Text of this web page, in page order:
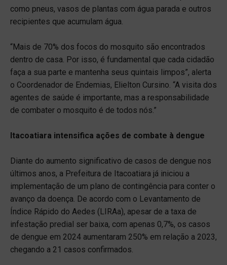
como pneus, vasos de plantas com água parada e outros
recipientes que acumulam água.
“Mais de 70% dos focos do mosquito são encontrados
dentro de casa. Por isso, é fundamental que cada cidadão
faça a sua parte e mantenha seus quintais limpos”, alerta
o Coordenador de Endemias, Elielton Cursino. “A visita dos
agentes de saúde é importante, mas a responsabilidade
de combater o mosquito é de todos nós.”
Itacoatiara intensifica ações de combate à dengue
Diante do aumento significativo de casos de dengue nos
últimos anos, a Prefeitura de Itacoatiara já iniciou a
implementação de um plano de contingência para conter o
avanço da doença. De acordo com o Levantamento de
Índice Rápido do Aedes (LIRAa), apesar de a taxa de
infestação predial ser baixa, com apenas 0,7%, os casos
de dengue em 2024 aumentaram 250% em relação a 2023,
chegando a 21 casos confirmados.